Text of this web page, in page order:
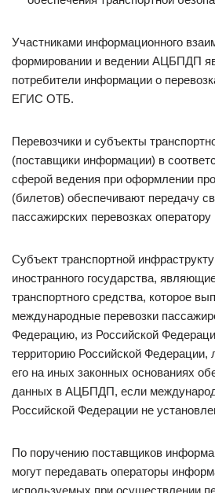
Участниками информационного
формировании и ведении АЦБПДП
потребители информации о
ЕГИС ОТБ.
Перевозчики и субъекты
(поставщики информации) в
сферой ведения при оформлении
(билетов) обеспечивают передачу
пассажирских перевозках
Субъект транспортной
иностранного государства,
транспортного средства, которое
международные перевозки
Федерацию, из Российской
территорию Российской
его на иных законных основаниях
данных в АЦБПДП, если
Российской Федерации не
По поручению поставщиков
могут передавать операторы
используемых при осуществлении